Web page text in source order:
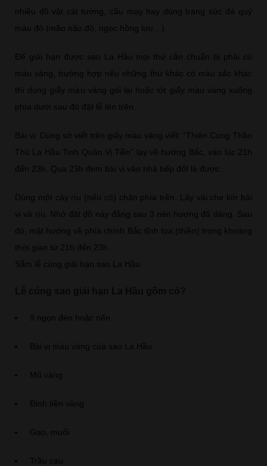
nhiều đồ vật cát tường, cầu may hay dùng trang sức đá quý
màu đỏ (mão não đỏ, ngọc hồng lưu…).
Để giải hạn được sao La Hầu mọi thứ cần chuẩn bị phải có
màu vàng, trường hợp nếu những thứ khác có màu sắc khác
thì dùng giấy màu vàng gói lại hoặc lót giấy màu vàng xuống
phía dưới sau đó đặt lễ lên trên.
Bài vị: Dùng sớ viết trên giấy màu vàng viết: “Thiên Cung Thần
Thủ La Hầu Tinh Quân Vị Tiền” lạy về hướng Bắc, vào lúc 21h
đến 23h.​ Qua 23h đem bài vị vào nhà bếp đốt là được.
Dùng một cây rìu (nếu có) chặn phía trên. Lấy vải che kín bài
vị và rìu. Nhớ đặt đồ này đằng sau 3 nén hương đã dâng. Sau
đó, mặt hướng về phía chính Bắc tĩnh tọa (thiền) trong khoảng
thời gian từ 21h đến 23h.
Sắm lễ cúng giải hạn sao La Hầu
9 ngọn đèn hoặc nến
Bài vị màu vàng của sao La Hầu
Mũ vàng
Đinh tiền vàng
Gạo, muối
Trầu cau